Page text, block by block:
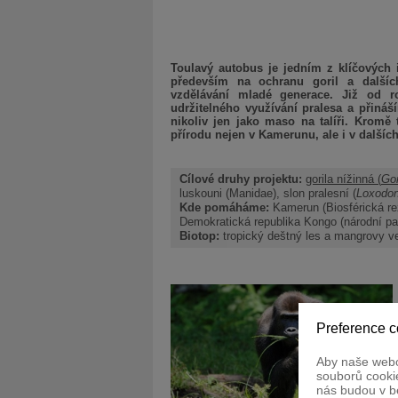
Toulavý autobus je jedním z
především na ochranu goril a
vzdělávání mladé generace. Již od
udržitelného využívání pralesa a
nikoliv jen jako maso na talíři. Kromě
přírodu nejen v Kamerunu, ale i v
Cílové druhy projektu: gorila nížinná (
luskouni (Manidae), slon pralesní (
Kde pomáháme: Kamerun (Biosférická
Demokratická republika Kongo (národní
Biotop: tropický deštný les a mangrovy
Preference
Aby naše
souborů
nás budou v